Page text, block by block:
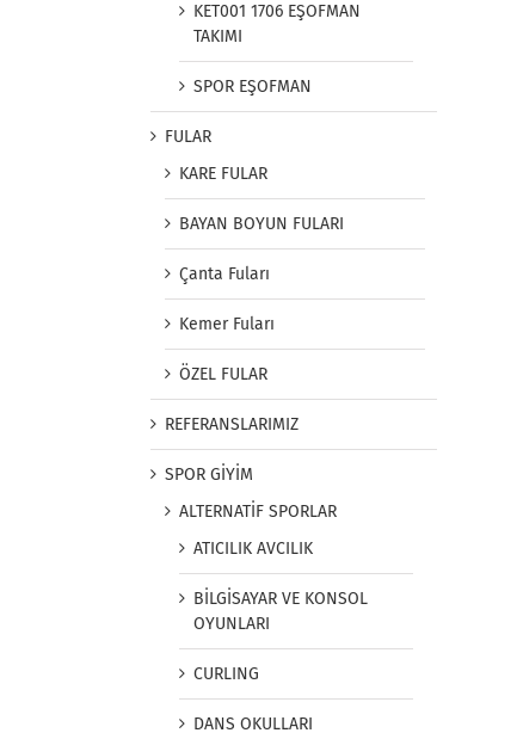
KET001 1706 EŞOFMAN
TAKIMI
SPOR EŞOFMAN
FULAR
KARE FULAR
BAYAN BOYUN FULARI
Çanta Fuları
Kemer Fuları
ÖZEL FULAR
REFERANSLARIMIZ
SPOR GİYİM
ALTERNATİF SPORLAR
ATICILIK AVCILIK
BİLGİSAYAR VE KONSOL
OYUNLARI
CURLING
DANS OKULLARI